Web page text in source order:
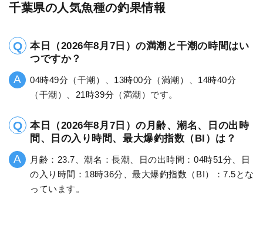
千葉県の人気魚種の釣果情報
本日（2026年8月7日）の満潮と干潮の時間はい
つですか？
04時49分（干潮）、13時00分（満潮）、14時40分
（干潮）、21時39分（満潮）です。
本日（2026年8月7日）の月齢、潮名、日の出時
間、日の入り時間、最大爆釣指数（BI）は？
月齢：23.7、潮名：長潮、日の出時間：04時51分、日
の入り時間：18時36分、最大爆釣指数（BI）：7.5とな
っています。